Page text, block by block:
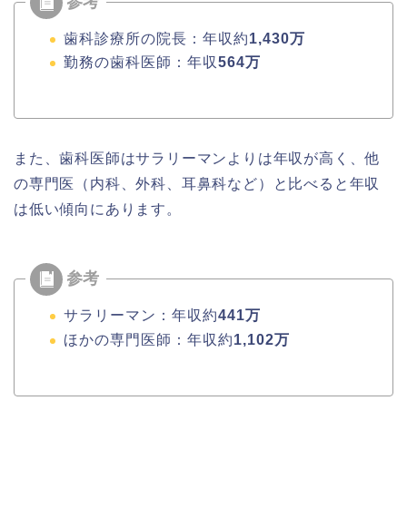
歯科診療所の院長：年収約1,430万
勤務の歯科医師：年収564万
また、歯科医師はサラリーマンよりは年収が高く、他
の専門医（内科、外科、耳鼻科など）と比べると年収
は低い傾向にあります。
サラリーマン：年収約441万
ほかの専門医師：年収約1,102万